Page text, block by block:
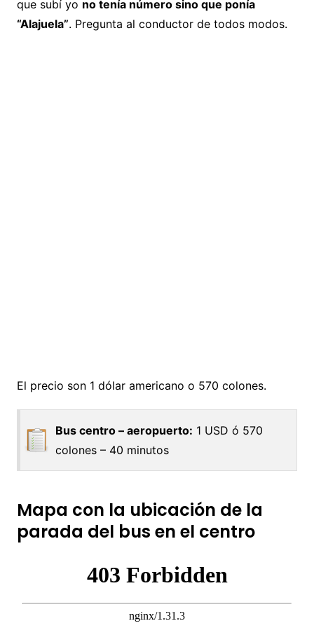
que subí yo no tenía número sino que ponía
“Alajuela”. Pregunta al conductor de todos modos.
El precio son 1 dólar americano o 570 colones.
Bus centro – aeropuerto: 1 USD ó 570
colones – 40 minutos
Mapa con la ubicación de la
parada del bus en el centro